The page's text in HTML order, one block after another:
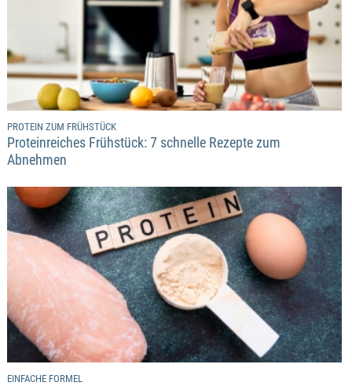
PROTEIN ZUM FRÜHSTÜCK
Proteinreiches Frühstück: 7 schnelle Rezepte zum
Abnehmen
EINFACHE FORMEL